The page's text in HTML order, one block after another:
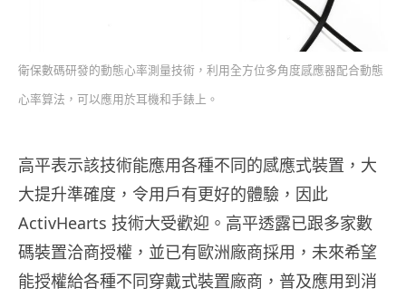
衛保數碼研發的動態心率測量技術，利用全方位多角度感應器配合動態
心率算法，可以應用於耳機和手錶上。
高平表示該技術能應用各種不同的感應式裝置，大
大提升準確度，令用戶有更好的體驗，因此
ActivHearts 技術大受歡迎。高平透露已跟多家數
碼裝置洽商授權，並已有歐洲廠商採用，未來希望
能授權給各種不同穿戴式裝置廠商，普及應用到消